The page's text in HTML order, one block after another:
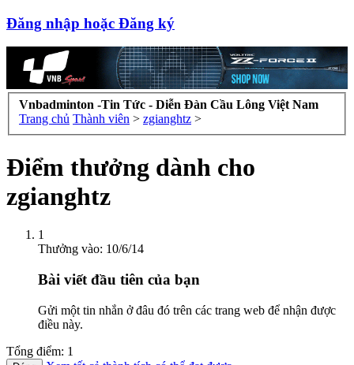
Đăng nhập hoặc Đăng ký
Vnbadminton -Tin Tức - Diễn Đàn Cầu Lông Việt Nam
Trang chủ Thành viên > zgianghtz >
Điểm thưởng dành cho
zgianghtz
1
Thưởng vào: 10/6/14
Bài viết đầu tiên của bạn
Gửi một tin nhắn ở đâu đó trên các trang web để nhận được
điều này.
Tổng điểm: 1